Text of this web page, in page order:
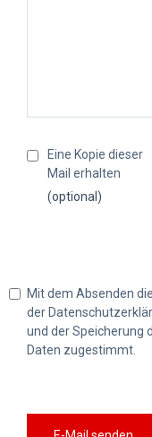
Eine Kopie dieser
Mail erhalten
(optional)
Mit dem Absenden
der
und der Speicherung
Daten zugestimmt.